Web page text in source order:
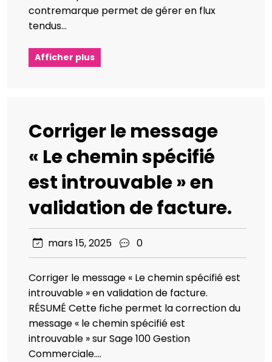
contremarque permet de gérer en flux
tendus…
Afficher plus
Corriger le message
« Le chemin spécifié
est introuvable » en
validation de facture.
mars 15, 2025 0
Corriger le message « Le chemin spécifié est
introuvable » en validation de facture.
RÉSUMÉ Cette fiche permet la correction du
message « le chemin spécifié est
introuvable » sur Sage 100 Gestion
Commerciale.…